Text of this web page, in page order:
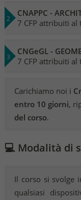
CNAPPC -
7 CFP attribuiti al
CNGeGL -
7 CFP attribuiti al
Carichiamo noi i
entro 10 giorni,
del corso.
💻 Modalità di
Il corso si svolge
qualsiasi